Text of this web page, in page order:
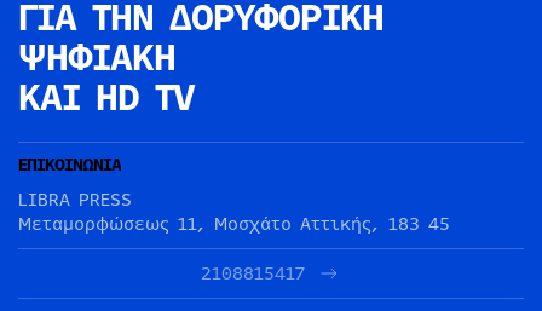
ΓΙΑ ΤΗΝ ΔΟΡΥΦΟΡΙΚΗ
ΨΗΦΙΑΚΗ
ΚΑΙ HD TV
ΕΠΙΚΟΙΝΩΝΙΑ
LIBRA PRESS
Μεταμορφώσεως 11, Μοσχάτο Αττικής, 183 45
2108815417